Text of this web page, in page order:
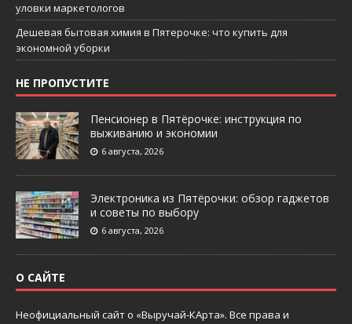
уловки маркетологов
Дешевая бытовая химия в Пятерочке: что купить для
экономной уборки
НЕ ПРОПУСТИТЕ
Пенсионер в Пятёрочке: инструкция по
выживанию и экономии
6 августа, 2026
Электроника из Пятёрочки: обзор гаджетов
и советы по выбору
6 августа, 2026
О САЙТЕ
Неофициальный сайт о «Выручай-КАрта». Все права и